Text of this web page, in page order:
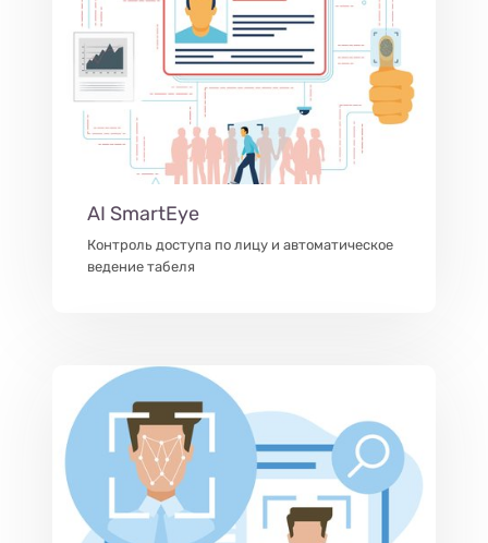
AI SmartEye
Контроль доступа по лицу и автоматическое
ведение табеля